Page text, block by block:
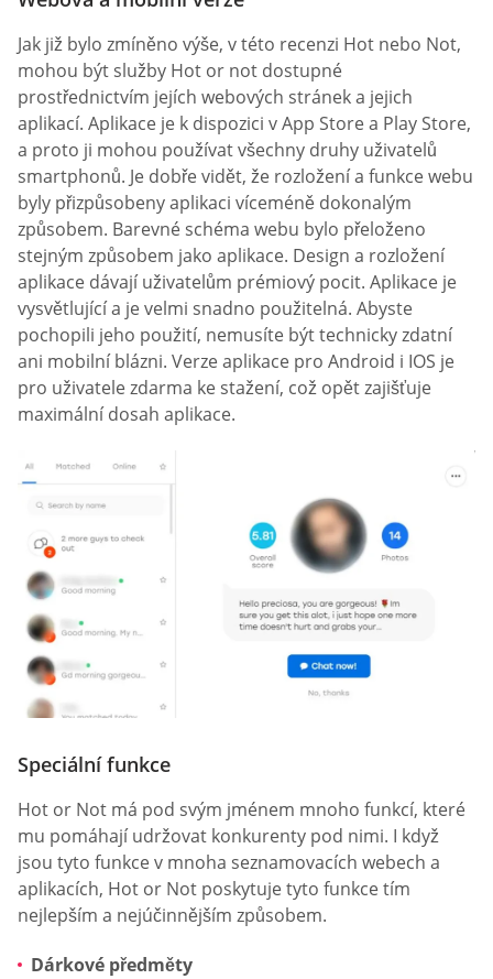
Jak již bylo zmíněno výše, v této recenzi Hot nebo Not,
mohou být služby Hot or not dostupné
prostřednictvím jejích webových stránek a jejich
aplikací. Aplikace je k dispozici v App Store a Play Store,
a proto ji mohou používat všechny druhy uživatelů
smartphonů. Je dobře vidět, že rozložení a funkce webu
byly přizpůsobeny aplikaci víceméně dokonalým
způsobem. Barevné schéma webu bylo přeloženo
stejným způsobem jako aplikace. Design a rozložení
aplikace dávají uživatelům prémiový pocit. Aplikace je
vysvětlující a je velmi snadno použitelná. Abyste
pochopili jeho použití, nemusíte být technicky zdatní
ani mobilní blázni. Verze aplikace pro Android i IOS je
pro uživatele zdarma ke stažení, což opět zajišťuje
maximální dosah aplikace.
Speciální funkce
Hot or Not má pod svým jménem mnoho funkcí, které
mu pomáhají udržovat konkurenty pod nimi. I když
jsou tyto funkce v mnoha seznamovacích webech a
aplikacích, Hot or Not poskytuje tyto funkce tím
nejlepším a nejúčinnějším způsobem.
Dárkové předměty